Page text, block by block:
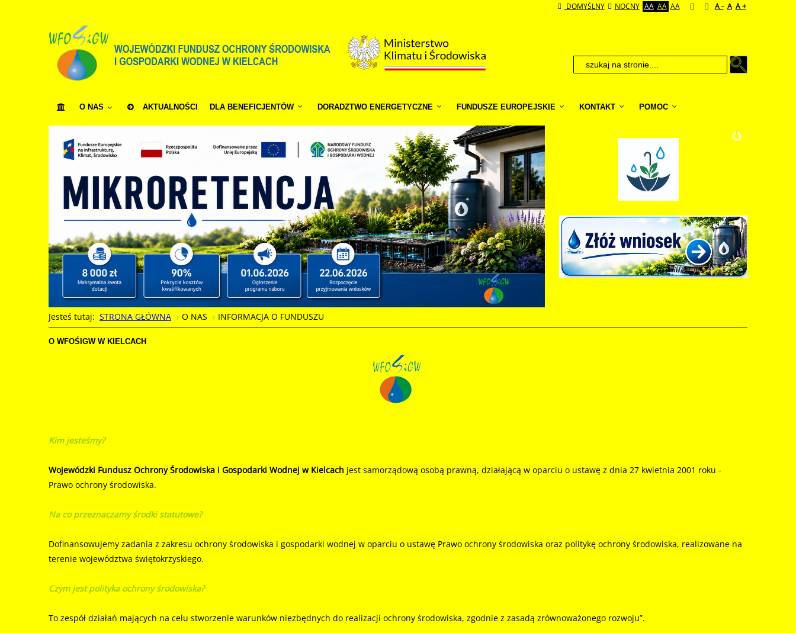
DOMYŚLNY NOCNY AA AA AA A - A A +
O NAS AKTUALNOŚCI DLA BENEFICJENTÓW DORADZTWO ENERGETYCZNE FUNDUSZE EUROPEJSKIE KONTAKT POMOC
Jesteś tutaj: STRONA GŁÓWNA O NAS INFORMACJA O FUNDUSZU
O WFOŚIGW W KIELCACH
Kim jesteśmy?
Wojewódzki Fundusz Ochrony Środowiska i Gospodarki Wodnej w Kielcach jest samorządową osobą prawną, działającą w oparciu o ustawę z dnia 27 kwietnia 2001 roku -
Prawo ochrony środowiska.
Na co przeznaczamy środki statutowe?
Dofinansowujemy zadania z zakresu ochrony środowiska i gospodarki wodnej w oparciu o ustawę Prawo ochrony środowiska oraz politykę ochrony środowiska, realizowane na
terenie województwa świętokrzyskiego.
Czym jest polityka ochrony środowiska?
To zespół działań mających na celu stworzenie warunków niezbędnych do realizacji ochrony środowiska, zgodnie z zasadą zrównoważonego rozwoju”.